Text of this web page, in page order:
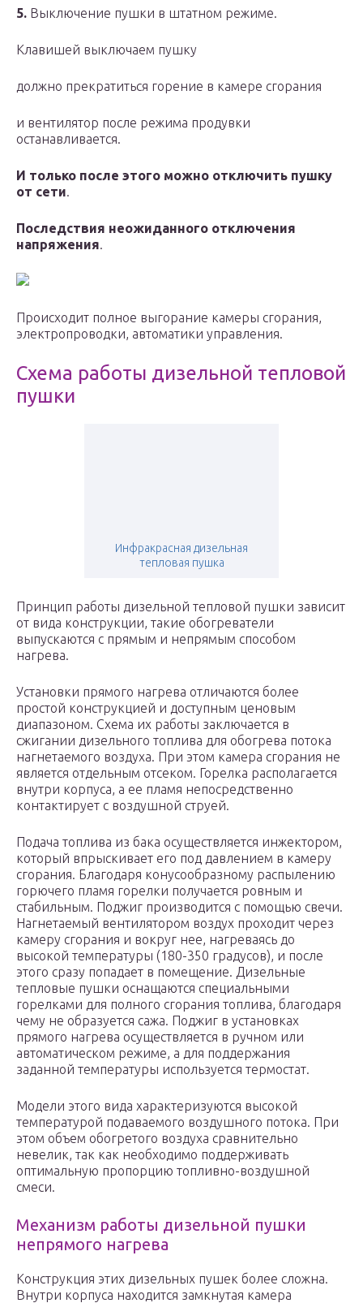
5. Выключение пушки в штатном режиме.
Клавишей выключаем пушку
должно прекратиться горение в камере сгорания
и вентилятор после режима продувки
останавливается.
И только после этого можно отключить пушку
от сети.
Последствия неожиданного отключения
напряжения.
Происходит полное выгорание камеры сгорания,
электропроводки, автоматики управления.
Схема работы дизельной тепловой
пушки
Инфракрасная дизельная
тепловая пушка
Принцип работы дизельной тепловой пушки зависит
от вида конструкции, такие обогреватели
выпускаются с прямым и непрямым способом
нагрева.
Установки прямого нагрева отличаются более
простой конструкцией и доступным ценовым
диапазоном. Схема их работы заключается в
сжигании дизельного топлива для обогрева потока
нагнетаемого воздуха. При этом камера сгорания не
является отдельным отсеком. Горелка располагается
внутри корпуса, а ее пламя непосредственно
контактирует с воздушной струей.
Подача топлива из бака осуществляется инжектором,
который впрыскивает его под давлением в камеру
сгорания. Благодаря конусообразному распылению
горючего пламя горелки получается ровным и
стабильным. Поджиг производится с помощью свечи.
Нагнетаемый вентилятором воздух проходит через
камеру сгорания и вокруг нее, нагреваясь до
высокой температуры (180-350 градусов), и после
этого сразу попадает в помещение. Дизельные
тепловые пушки оснащаются специальными
горелками для полного сгорания топлива, благодаря
чему не образуется сажа. Поджиг в установках
прямого нагрева осуществляется в ручном или
автоматическом режиме, а для поддержания
заданной температуры используется термостат.
Модели этого вида характеризуются высокой
температурой подаваемого воздушного потока. При
этом объем обогретого воздуха сравнительно
невелик, так как необходимо поддерживать
оптимальную пропорцию топливно-воздушной
смеси.
Механизм работы дизельной пушки
непрямого нагрева
Конструкция этих дизельных пушек более сложна.
Внутри корпуса находится замкнутая камера